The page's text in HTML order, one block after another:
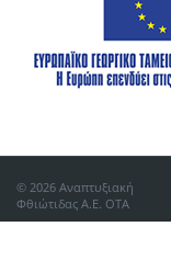
© 2026 Αναπτυξιακή
Φθιώτιδας Α.Ε. ΟΤΑ